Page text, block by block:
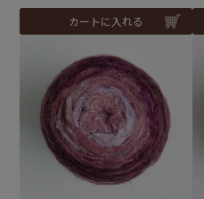
カートに入れる